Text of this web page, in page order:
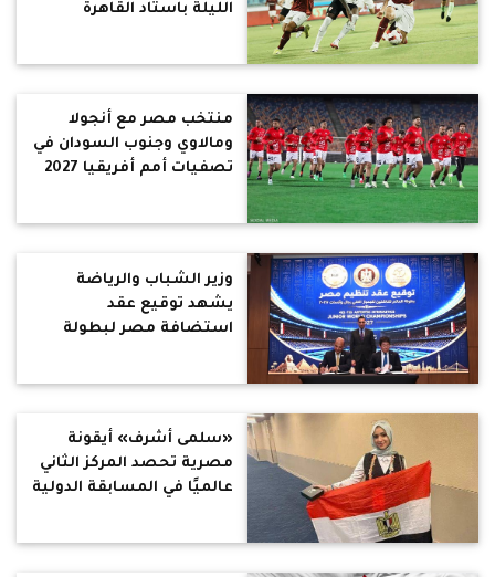
الليلة باستاد القاهرة
منتخب مصر مع أنجولا
ومالاوي وجنوب السودان في
تصفيات أمم أفريقيا 2027
وزير الشباب والرياضة
يشهد توقيع عقد
استضافة مصر لبطولة
«سلمى أشرف» أيقونة
مصرية تحصد المركز الثاني
عالميًا في المسابقة الدولية